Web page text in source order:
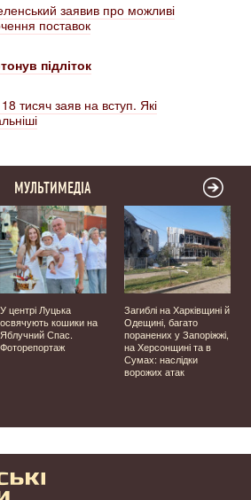
заявив про можливі
поставок
підліток
тисяч заяв на вступ. Які
МУЛЬТИМЕДІА
У центрі Луцька
освячують кошики на
Яблучний Спас.
Фоторепортаж
Загиблі на Харківщині й
Одещині, багато
поранених у Запоріжжі,
на Херсонщині та в
Сумах: наслідки
ворожих атак